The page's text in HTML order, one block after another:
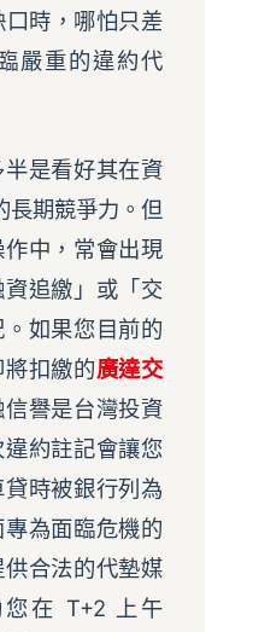
時，哪怕只差
嚴重的違約代
是看好其在資
長期競爭力。但
中，常會出現
資追繳」或「交
如果您目前的
扣繳的廣達交
譽是台灣投資
約註記會讓您
時被銀行列為
為面臨危機的
合法的代墊媒
在 T+2 上午